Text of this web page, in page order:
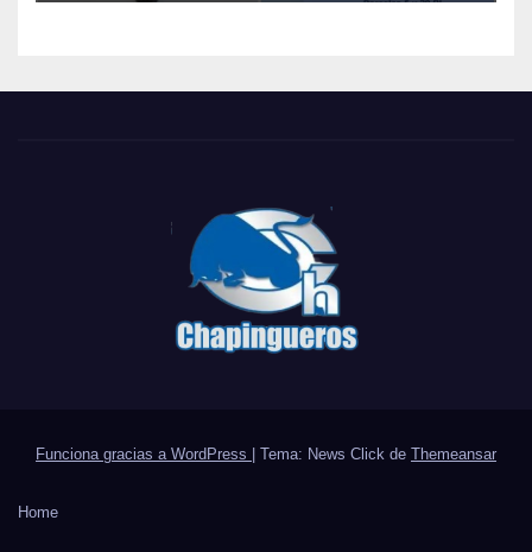
Funciona gracias a WordPress Tema: News Click de Themeansar
Home